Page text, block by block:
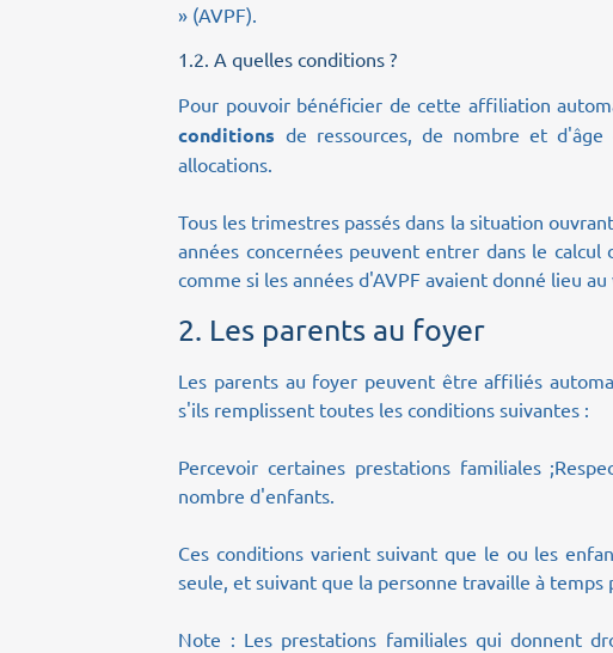
» (AVPF).
1.2. A quelles conditions ?
Pour pouvoir bénéficier de cette affiliation
conditions de ressources, de nombre et
allocations.
Tous les trimestres passés dans la situation
années concernées peuvent entrer dans le
comme si les années d'AVPF avaient donné lieu
2. Les parents au foyer
Les parents au foyer peuvent être affiliés
s'ils remplissent toutes les conditions suivantes :
Percevoir certaines prestations familiales ;
nombre d'enfants.
Ces conditions varient suivant que le ou les
seule, et suivant que la personne travaille à temps
Note : Les prestations familiales qui donnent